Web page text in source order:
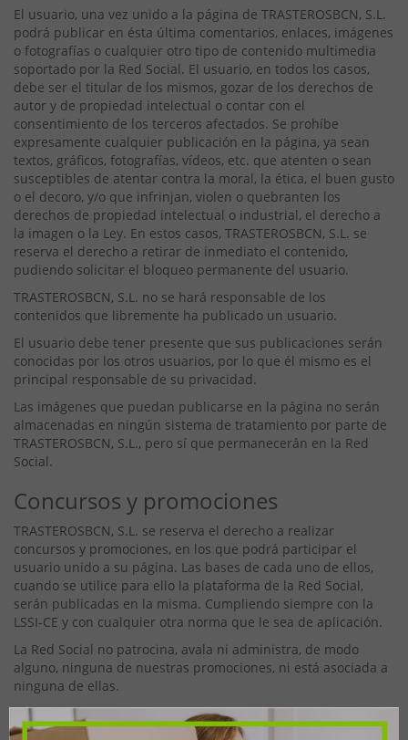
El usuario, una vez unido a la página de TRASTEROSBCN, S.L.
podrá publicar en ésta última comentarios, enlaces, imágenes
o fotografías o cualquier otro tipo de contenido multimedia
soportado por la Red Social. El usuario, en todos los casos,
debe ser el titular de los mismos, gozar de los derechos de
autor y de propiedad intelectual o contar con el
consentimiento de los terceros afectados. Se prohíbe
expresamente cualquier publicación en la página, ya sean
textos, gráficos, fotografías, vídeos, etc. que atenten o sean
susceptibles de atentar contra la moral, la ética, el buen gusto
o el decoro, y/o que infrinjan, violen o quebranten los
derechos de propiedad intelectual o industrial, el derecho a
la imagen o la Ley. En estos casos, TRASTEROSBCN, S.L. se
reserva el derecho a retirar de inmediato el contenido,
pudiendo solicitar el bloqueo permanente del usuario.
TRASTEROSBCN, S.L. no se hará responsable de los
contenidos que libremente ha publicado un usuario.
El usuario debe tener presente que sus publicaciones serán
conocidas por los otros usuarios, por lo que él mismo es el
principal responsable de su privacidad.
Las imágenes que puedan publicarse en la página no serán
almacenadas en ningún sistema de tratamiento por parte de
TRASTEROSBCN, S.L., pero sí que permanecerán en la Red
Social.
Concursos y promociones
TRASTEROSBCN, S.L. se reserva el derecho a realizar
concursos y promociones, en los que podrá participar el
usuario unido a su página. Las bases de cada uno de ellos,
cuando se utilice para ello la plataforma de la Red Social,
serán publicadas en la misma. Cumpliendo siempre con la
LSSI-CE y con cualquier otra norma que le sea de aplicación.
La Red Social no patrocina, avala ni administra, de modo
alguno, ninguna de nuestras promociones, ni está asociada a
ninguna de ellas.
Publicidad